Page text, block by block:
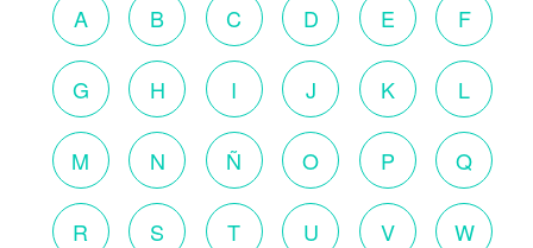
A B C D E F
G H I J K L
M N Ñ O P Q
R S T U V W